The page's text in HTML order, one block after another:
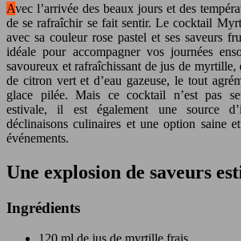
Avec l’arrivée des beaux jours et des températures estivales, l’envie
de se rafraîchir se fait sentir. Le cocktail
avec sa couleur rose pastel et ses saveurs
idéale pour accompagner vos journées
savoureux et rafraîchissant de jus de myrtille,
de citron vert et d’eau gazeuse, le tout
glace pilée. Mais ce cocktail n’est pas
estivale, il est également une source
déclinaisons culinaires et une option saine
événements.
Une explosion de saveurs
Ingrédients